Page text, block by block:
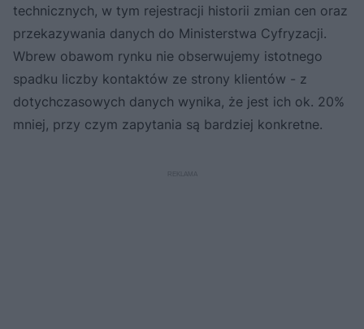
technicznych, w tym rejestracji historii zmian cen oraz
przekazywania danych do Ministerstwa Cyfryzacji.
Wbrew obawom rynku nie obserwujemy istotnego
spadku liczby kontaktów ze strony klientów - z
dotychczasowych danych wynika, że jest ich ok. 20%
mniej, przy czym zapytania są bardziej konkretne.